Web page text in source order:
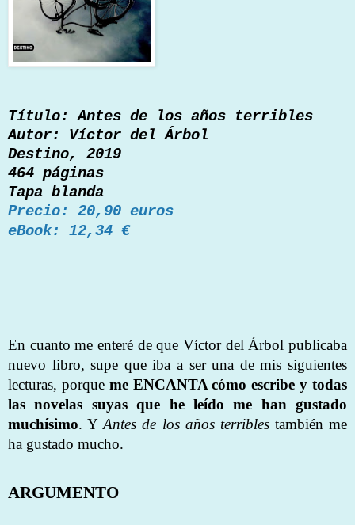
Título: Antes de los años terribles
Autor: Víctor del Árbol
Destino, 2019
464 páginas
Tapa blanda
Precio: 20,90 euros
eBook: 12,34 €
En cuanto me enteré de que Víctor del Árbol publicaba
nuevo libro, supe que iba a ser una de mis siguientes
lecturas, porque me ENCANTA cómo escribe y todas
las novelas suyas que he leído me han gustado
muchísimo. YAntes de los años terriblestambién me
ha gustado mucho.
ARGUMENTO